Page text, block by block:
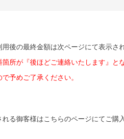
後の最終金額は次ページにて表示され
所が『後ほどご連絡いたします』と
予めご了承ください。
る御客様はこちらのページにてご購